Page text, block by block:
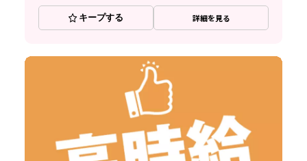
キープする 詳細を見る